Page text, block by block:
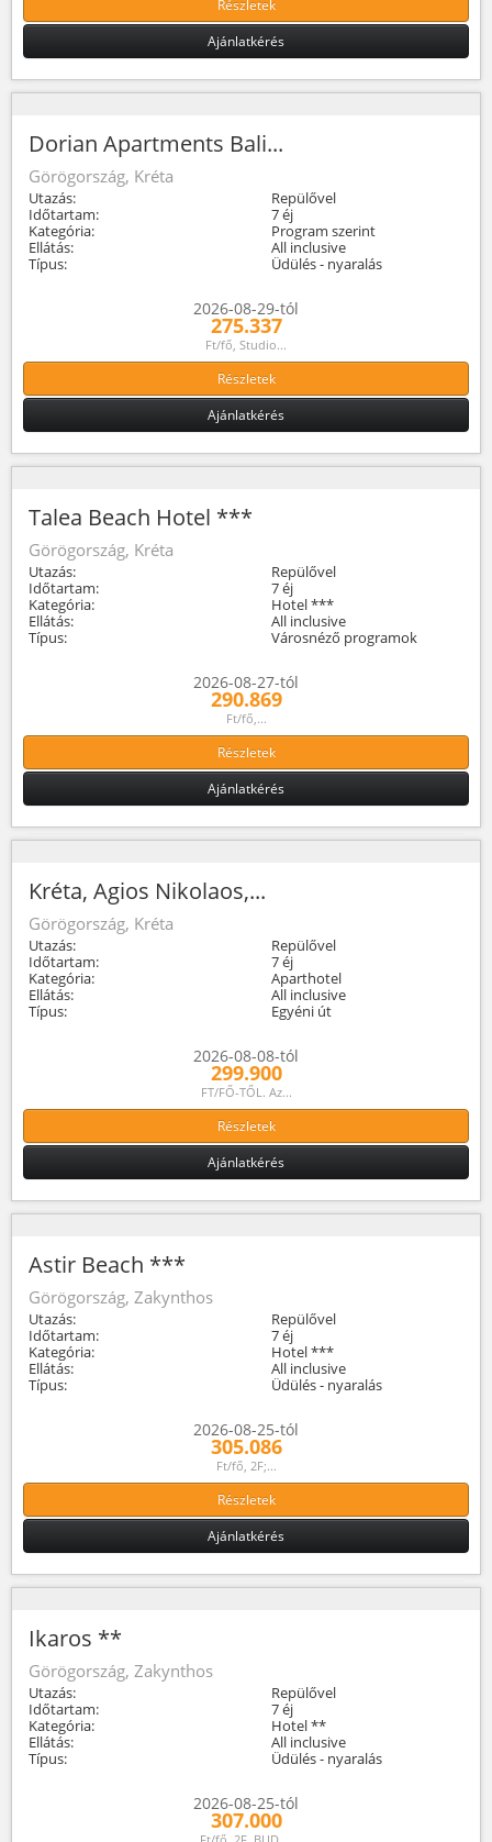
Részletek
Ajánlatkérés
Dorian Apartments Bali...
Görögország, Kréta
Utazás:
Repülővel
Időtartam:
7 éj
Kategória:
Program szerint
Ellátás:
All inclusive
Típus:
Üdülés - nyaralás
2026-08-29-tól
275.337
Ft/fő, Studio...
Részletek
Ajánlatkérés
Talea Beach Hotel ***
Görögország, Kréta
Utazás:
Repülővel
Időtartam:
7 éj
Kategória:
Hotel ***
Ellátás:
All inclusive
Típus:
Városnéző programok
2026-08-27-tól
290.869
Ft/fő,...
Részletek
Ajánlatkérés
Kréta, Agios Nikolaos,...
Görögország, Kréta
Utazás:
Repülővel
Időtartam:
7 éj
Kategória:
Aparthotel
Ellátás:
All inclusive
Típus:
Egyéni út
2026-08-08-tól
299.900
FT/FŐ-TŐL. Az...
Részletek
Ajánlatkérés
Astir Beach ***
Görögország, Zakynthos
Utazás:
Repülővel
Időtartam:
7 éj
Kategória:
Hotel ***
Ellátás:
All inclusive
Típus:
Üdülés - nyaralás
2026-08-25-tól
305.086
Ft/fő, 2F;...
Részletek
Ajánlatkérés
Ikaros **
Görögország, Zakynthos
Utazás:
Repülővel
Időtartam:
7 éj
Kategória:
Hotel **
Ellátás:
All inclusive
Típus:
Üdülés - nyaralás
2026-08-25-tól
307.000
Ft/fő, 2F, BUD,...